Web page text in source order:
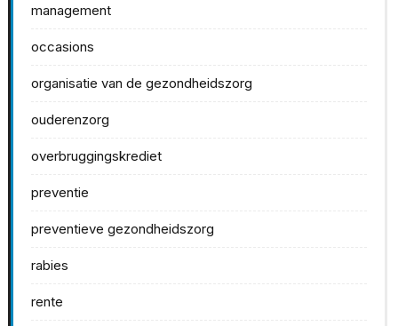
management
occasions
organisatie van de gezondheidszorg
ouderenzorg
overbruggingskrediet
preventie
preventieve gezondheidszorg
rabies
rente